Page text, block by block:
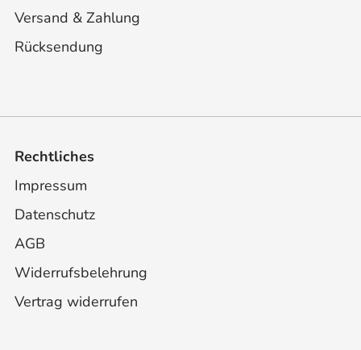
Versand & Zahlung
Rücksendung
Rechtliches
Impressum
Datenschutz
AGB
Widerrufsbelehrung
Vertrag widerrufen